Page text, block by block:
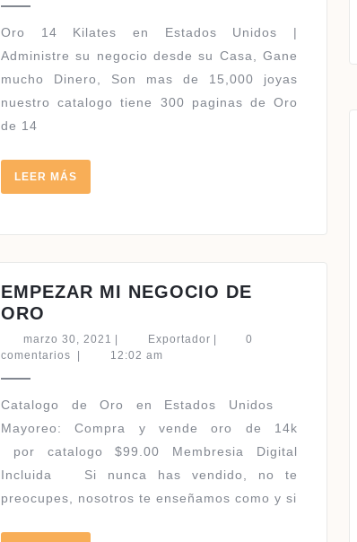
HABLAMOS
ESPAÑOL
Oro 14 Kilates en Estados Unidos |
Administre su negocio desde su Casa, Gane
mucho Dinero, Son mas de 15,000 joyas
nuestro catalogo tiene 300 paginas de Oro
de 14
LEER MÁS
MÁS
EMPEZAR MI NEGOCIO DE
ORO
MI
NEGOCIO
ORO
marzo 30, 2021 marzo
30,
ExportadorExportador
0
comentarios
12:02 am
Catalogo de Oro en Estados Unidos ​
Mayoreo: Compra y vende oro de 14k
por catalogo $99.00 Membresia Digital
Incluida Si nunca has vendido, no te
preocupes, nosotros te enseñamos como y si